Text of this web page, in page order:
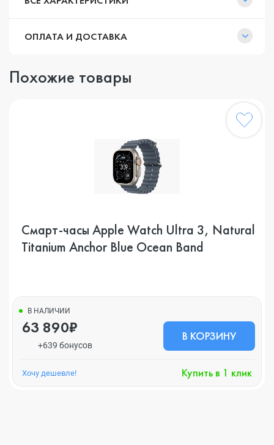
ОПЛАТА И ДОСТАВКА
Похожие товары
Смарт-часы Apple Watch Ultra 3, Natural
Titanium Anchor Blue Ocean Band
В НАЛИЧИИ
63 890₽
+639 бонусов
В КОРЗИНУ
Хочу дешевле! Купить в 1 клик